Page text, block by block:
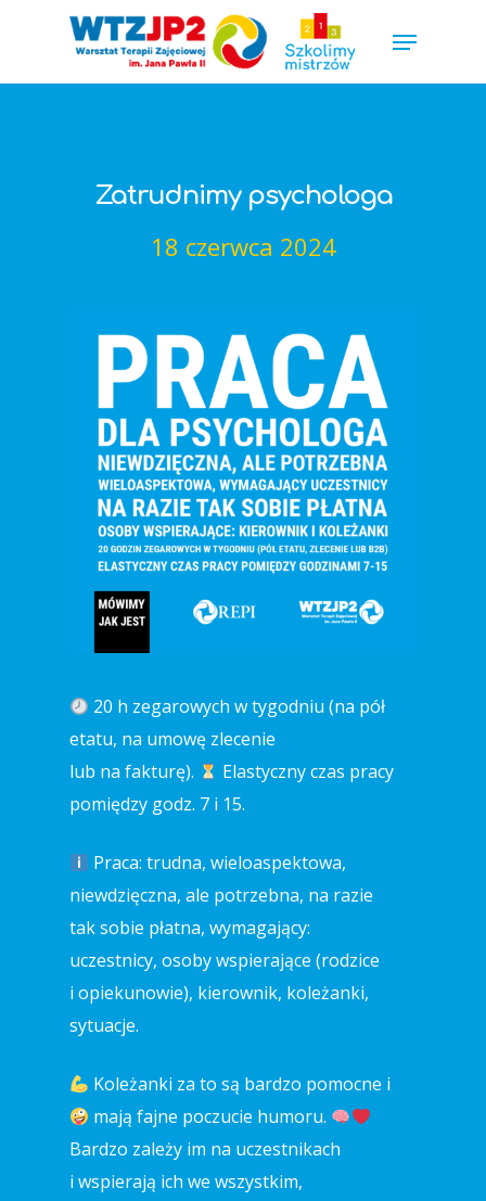
Zatrudnimy psychologa
18 czerwca 2024
20 h zegarowych w tygodniu (na pół
etatu, na umowę zlecenie
lub na fakturę).
Elastyczny czas pracy
pomiędzy godz. 7 i 15.
Praca: trudna, wieloaspektowa,
niewdzięczna, ale potrzebna, na razie
tak sobie płatna, wymagający:
uczestnicy, osoby wspierające (rodzice
i opiekunowie), kierownik, koleżanki,
sytuacje.
Koleżanki za to są bardzo pomocne i
mają fajne poczucie humoru.
Bardzo zależy im na uczestnikach
i wspierają ich we wszystkim,